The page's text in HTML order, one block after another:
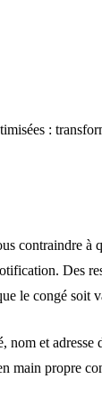
:
contraindre
Des
le congé soit
nom et
main propre